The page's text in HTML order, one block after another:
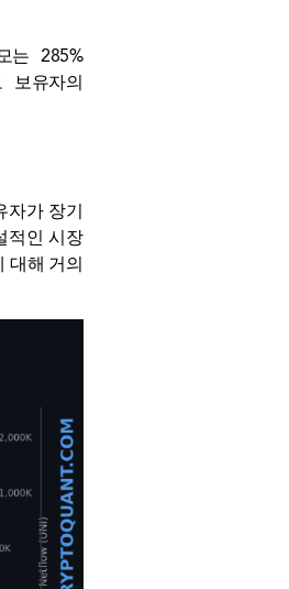
는 285%
유자의
자가 장기
적인 시장
대해 거의